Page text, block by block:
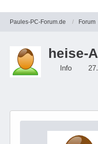
Paules-PC-Forum.de Forum
heise-
Info